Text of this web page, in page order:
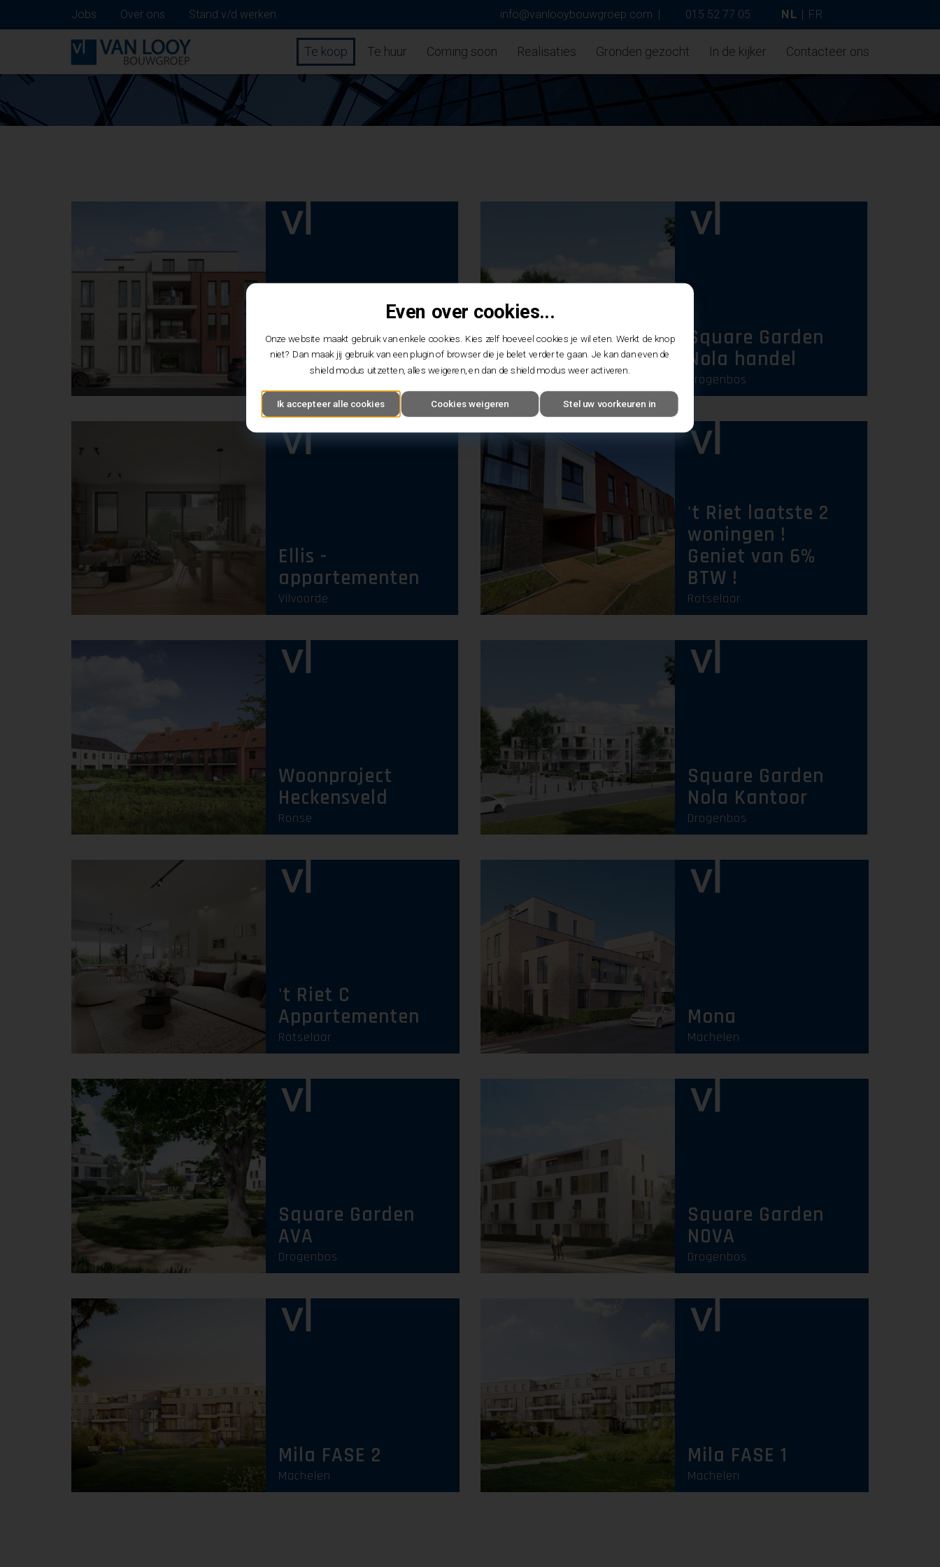
Jobs Over ons Stand v/d werken info@vanlooybouwgroep.com | 015 52 77 05 NL | FR
Te koop Te huur Coming soon Realisaties Gronden gezocht In de kijker Contacteer ons
VIE -
appartementen
Peulis
Square Garden
Nola handel
Drogenbos
Ellis -
appartementen
Vilvoorde
't Riet laatste 2
woningen !
Geniet van 6%
BTW !
Rotselaar
Woonproject
Heckensveld
Ronse
Square Garden
Nola Kantoor
Drogenbos
't Riet C
Appartementen
Rotselaar Uitverkocht Mona
Machelen
Square Garden
AVA
Drogenbos Uitverkocht
Square Garden
NOVA
Drogenbos
Mila FASE 2
Machelen Uitverkocht Mila FASE 1
Machelen
Even over cookies...
Onze website maakt gebruik van enkele cookies. Kies zelf hoeveel cookies je wil eten. Werkt de knop
niet? Dan maak jij gebruik van een plugin of browser die je belet verder te gaan. Je kan dan even de
shield modus uitzetten, alles weigeren, en dan de shield modus weer activeren.
Ik accepteer alle cookies Cookies weigeren Stel uw voorkeuren in